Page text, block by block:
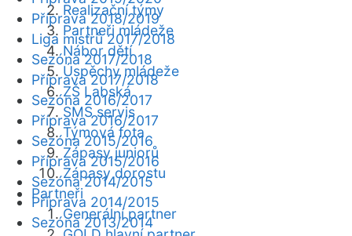
Realizační týmy
Partneři mládeže
Nábor dětí
Úspěchy mládeže
ZŠ Labská
SMS servis
Týmová fota
Zápasy juniorů
Zápasy dorostu
Partneři
Generální partner
Příprava 2018/2019
Liga mistrů 2017/2018
Sezóna 2017/2018
Příprava 2017/2018
Sezóna 2016/2017
Příprava 2016/2017
Sezóna 2015/2016
Příprava 2015/2016
Sezóna 2014/2015
Příprava 2014/2015
Sezóna 2013/2014